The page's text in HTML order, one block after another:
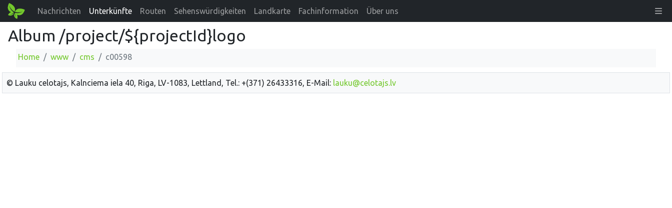
Nachrichten Unterkünfte Routen Sehenswürdigkeiten Landkarte Fachinformation Über uns
Album /project/${projectId}logo
Home www cms c00598
© Lauku celotajs, Kalnciema iela 40, Riga, LV-1083, Lettland, Tel.: +(371) 26433316, E-Mail: lauku@celotajs.lv